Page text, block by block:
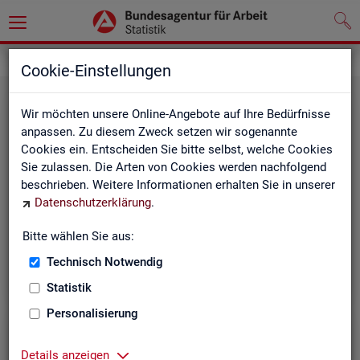
Cookie-Einstellungen
Wir möchten unsere Online-Angebote auf Ihre Bedürfnisse
anpassen. Zu diesem Zweck setzen wir sogenannte
Cookies ein. Entscheiden Sie bitte selbst, welche Cookies
Sie zulassen. Die Arten von Cookies werden nachfolgend
beschrieben. Weitere Informationen erhalten Sie in unserer
Datenschutzerklärung.
Bitte wählen Sie aus:
Technisch Notwendig
Statistik
Personalisierung
Details anzeigen
Ge­set­ze und Ver­ord­nun­gen
Die Gesetze und Verordnungen, die der Arbeit der
Statistik der BA zugrunde liegen, finden Sie hier.